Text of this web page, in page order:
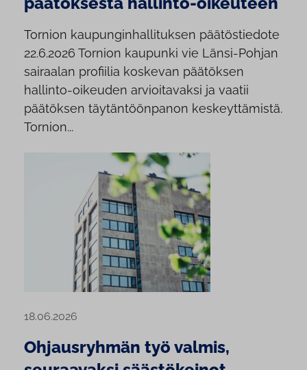
Tornion kaupunginhallituksen päätöstiedote
22.6.2026 Tornion kaupunki vie Länsi-Pohjan
sairaalan profiilia koskevan päätöksen
hallinto-oikeuden arvioitavaksi ja vaatii
päätöksen täytäntöönpanon keskeyttämistä.
Tornion...
18.06.2026
Ohjausryhmän työ valmis,